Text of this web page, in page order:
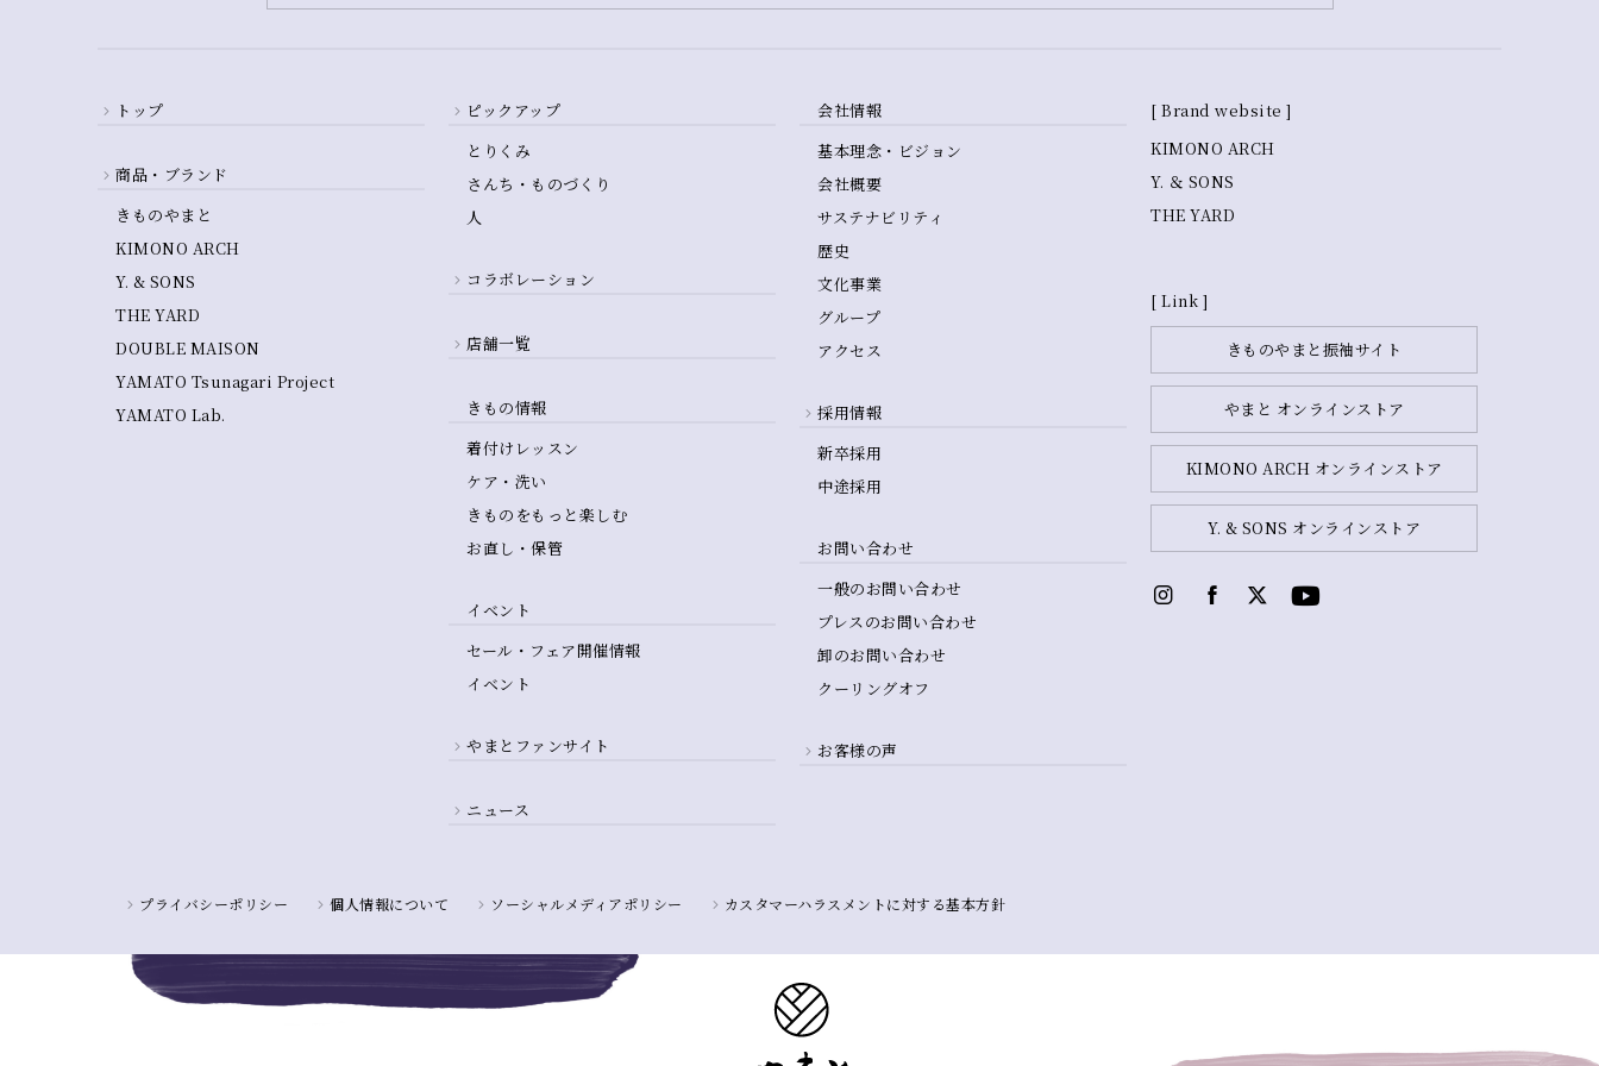
トップ
商品・ブランド
きものやまと
KIMONO ARCH
Y. & SONS
THE YARD
DOUBLE MAISON
YAMATO Tsunagari Project
YAMATO Lab.
ピックアップ
とりくみ
さんち・ものづくり
人
コラボレーション
店舗一覧
きもの情報
着付けレッスン
ケア・洗い
きものをもっと楽しむ
お直し・保管
イベント
セール・フェア開催情報
イベント
やまとファンサイト
ニュース
会社情報
基本理念・ビジョン
会社概要
サステナビリティ
歴史
文化事業
グループ
アクセス
採用情報
新卒採用
中途採用
お問い合わせ
一般のお問い合わせ
プレスのお問い合わせ
卸のお問い合わせ
クーリングオフ
お客様の声
プライバシーポリシー 個人情報について ソーシャルメディアポリシー カスタマーハラスメントに対する基本方針
[ Brand website ]
KIMONO ARCH
Y. ＆ SONS
THE YARD
[ Link ]
きものやまと振袖サイト
やまと オンラインストア
KIMONO ARCH オンラインストア
Y. & SONS オンラインストア